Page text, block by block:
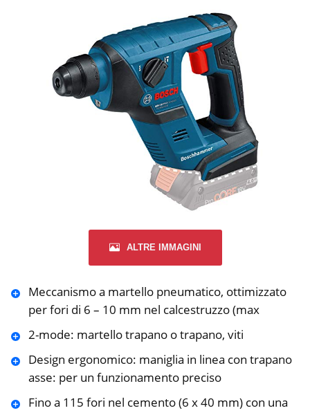
ALTRE IMMAGINI
Meccanismo a martello pneumatico, ottimizzato
per fori di 6 – 10 mm nel calcestruzzo (max
2-mode: martello trapano o trapano, viti
Design ergonomico: maniglia in linea con trapano
asse: per un funzionamento preciso
Fino a 115 fori nel cemento (6 x 40 mm) con una